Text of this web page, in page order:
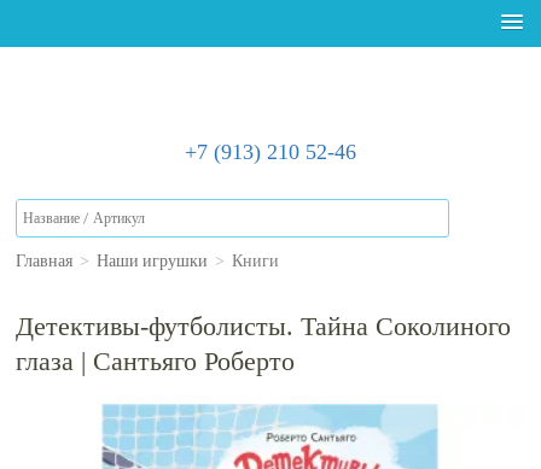
+7 (913) 210 52-46
Главная > Наши игрушки > Книги
Детективы-футболисты. Тайна Соколиного
глаза | Сантьяго Роберто